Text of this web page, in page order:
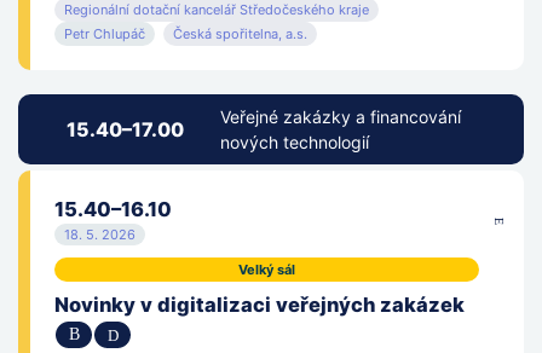
Vodafone Czech Republic a.s.
Zeměměřický úřad
Regionální dotační kancelář Středočeského kraje
Petr Chlupáč
Česká spořitelna, a.s.
15.40–17.00
Veřejné zakázky a financování
nových technologií
15.40–16.10
18. 5. 2026
Velký sál
Novinky v digitalizaci veřejných zakázek